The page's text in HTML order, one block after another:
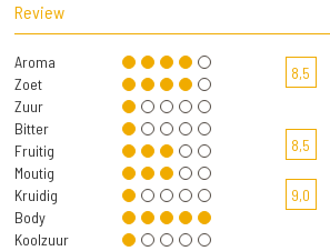
Review
Aroma
Zoet
Zuur
Bitter
Fruitig
Moutig
Kruidig
Body
Koolzuur
8,5
8,5
9,0